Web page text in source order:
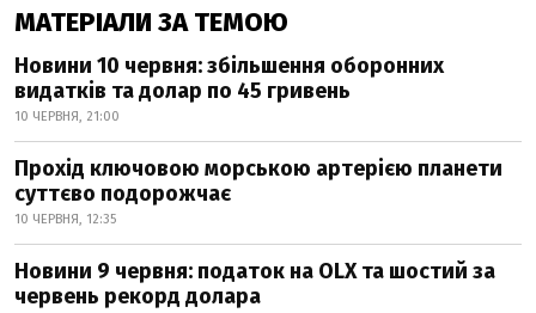
МАТЕРІАЛИ ЗА ТЕМОЮ
Новини 10 червня: збільшення оборонних
видатків та долар по 45 гривень
10 ЧЕРВНЯ, 21:00
Прохід ключовою морською артерією планети
суттєво подорожчає
10 ЧЕРВНЯ, 12:35
Новини 9 червня: податок на OLX та шостий за
червень рекорд долара